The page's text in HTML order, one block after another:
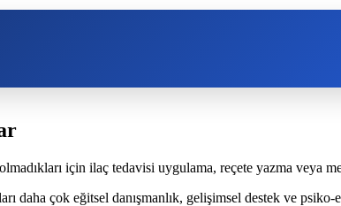
için ilaç tedavisi uygulama, reçete yazma veya
çok eğitsel danışmanlık, gelişimsel destek ve psiko-